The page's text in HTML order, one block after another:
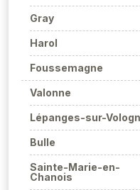
Gray
Harol
Foussemagne
Valonne
Lépanges-sur-
Bulle
Sainte-Marie-en-
Chanois